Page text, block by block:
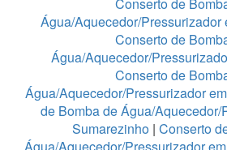
Conserto de
Água/Aquecedor/Pressurizador
Conserto de
Água/Aquecedor/
Conserto de
Água/Aquecedor/Pressurizador
de Bomba de Água/Aquecedor/
Sumarezinho| Conserto